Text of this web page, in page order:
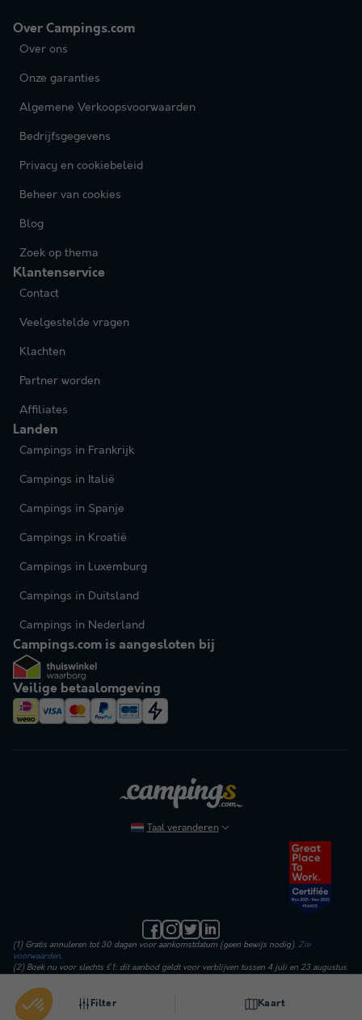
Filter Kaart
Over Campings.com
Over ons
Onze garanties
Algemene Verkoopsvoorwaarden
Bedrijfsgegevens
Privacy en cookiebeleid
Beheer van cookies
Blog
Zoek op thema
Klantenservice
Contact
Veelgestelde vragen
Klachten
Partner worden
Affiliates
Landen
Campings in Frankrijk
Campings in Italië
Campings in Spanje
Campings in Kroatië
Campings in Luxemburg
Campings in Duitsland
Campings in Nederland
Campings.com is aangesloten bij
Veilige betaalomgeving
Taal veranderen
(1) Gratis annuleren tot 30 dagen voor aankomstdatum (geen bewijs nodig). Zie
voorwaarden.
(2) Boek nu voor slechts €1: dit aanbod geldt voor verblijven tussen 4 juli en 23 augustus
verzekerings- en verwerkingskosten worden direct verrekend. Het restant betaal je later in
3 termijnen.